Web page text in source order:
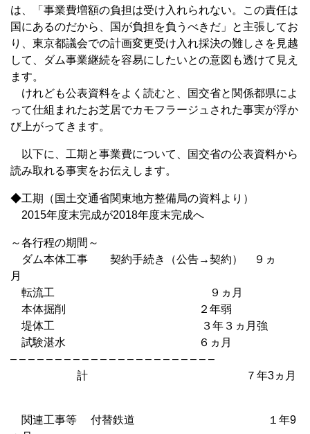
は、「事業費増額の負担は受け入れられない。この責任は
国にあるのだから、国が負担を負うべきだ」と主張してお
り、東京都議会での計画変更受け入れ採決の難しさを見越
して、ダム事業継続を容易にしたいとの意図も透けて見え
ます。
けれども公表資料をよく読むと、国交省と関係都県によ
って仕組まれたお芝居でカモフラージュされた事実が浮か
び上がってきます。
以下に、工期と事業費について、国交省の公表資料から
読み取れる事実をお伝えします。
◆工期（国土交通省関東地方整備局の資料より）
2015年度末完成が2018年度末完成へ
～各行程の期間～
ダム本体工事 契約手続き（公告→契約） ９ヵ
月
転流工 ９ヵ月
本体掘削 ２年弱
堤体工 ３年３ヵ月強
試験湛水 ６ヵ月
– – – – – – – – – – – – – – – – – – – – – – –
計 ７年3ヵ月
関連工事等 付替鉄道 １年9